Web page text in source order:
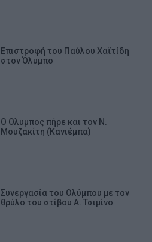
Επιστροφή του Παύλου Χαϊτίδη
στον Όλυμπο
Ο Ολυμπος πήρε και τον Ν.
Μουζακίτη (Κανιέμπα)
Συνεργασία του Ολύμπου με τον
θρύλο του στίβου Α. Τσιμίνο